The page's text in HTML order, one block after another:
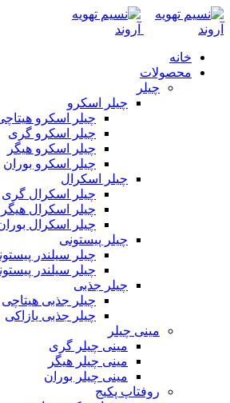
خانه
محصولات
چیلر
چیلر اسکرو
چیلر اسکرو
چیلر اسکرو گری
چیلر اسکرو هیگر
چیلر اسکرو بوران
چیلر اسکرال
چیلر اسکرال گری
چیلر اسکرال هیگر
چیلر اسکرال
چیلر پیستونی
چیلر سیلندر
چیلر سیلندر
چیلر جذبی
چیلر جذبی هیتاچی
چیلر جذبی یازاکی
مینی چیلر
مینی چیلر گری
مینی چیلر هیگر
مینی چیلر بوران
روفتاپ پکیج